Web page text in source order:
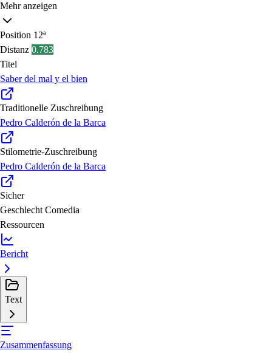
Mehr anzeigen
Position 12ª
Distanz 0.783
Titel
Saber del mal y el bien
Traditionelle Zuschreibung
Pedro Calderón de la Barca
Stilometrie-Zuschreibung
Pedro Calderón de la Barca
Sicher
Geschlecht Comedia
Ressourcen
Bericht
Text
Zusammenfassung